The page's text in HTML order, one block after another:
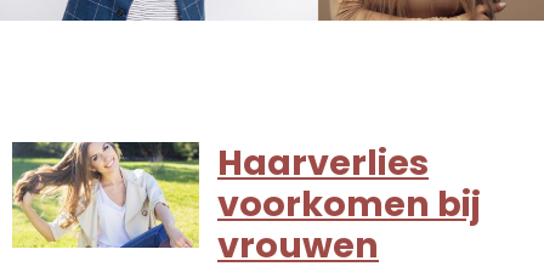
Haarverlies
voorkomen bij
vrouwen